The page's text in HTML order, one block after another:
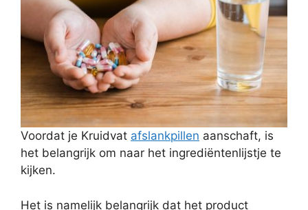
Voordat je Kruidvat afslankpillen aanschaft, is
het belangrijk om naar het ingrediëntenlijstje te
kijken.
Het is namelijk belangrijk dat het product